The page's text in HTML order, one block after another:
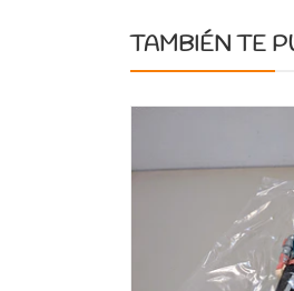
TAMBIÉN TE